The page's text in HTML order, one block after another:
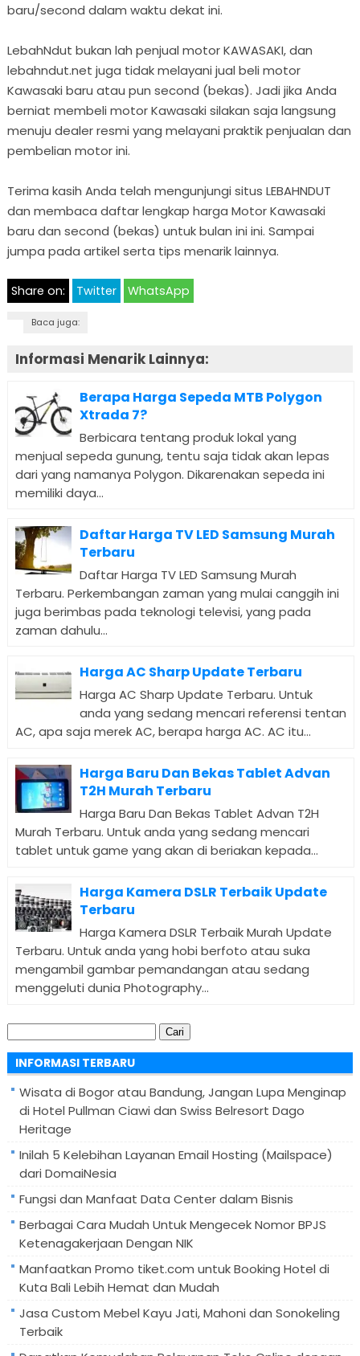
baru/second dalam waktu dekat ini.
LebahNdut bukan lah penjual motor KAWASAKI, dan
lebahndut.net juga tidak melayani jual beli motor
Kawasaki baru atau pun second (bekas). Jadi jika Anda
berniat membeli motor Kawasaki silakan saja langsung
menuju dealer resmi yang melayani praktik penjualan dan
pembelian motor ini.
Terima kasih Anda telah mengunjungi situs LEBAHNDUT
dan membaca daftar lengkap harga Motor Kawasaki
baru dan second (bekas) untuk bulan ini ini. Sampai
jumpa pada artikel serta tips menarik lainnya.
Share on: Twitter WhatsApp
Baca juga:
Informasi Menarik Lainnya:
Berapa Harga Sepeda MTB Polygon
Xtrada 7?
Berbicara tentang produk lokal yang
menjual sepeda gunung, tentu saja tidak akan lepas
dari yang namanya Polygon. Dikarenakan sepeda ini
memiliki daya...
Daftar Harga TV LED Samsung Murah
Terbaru
Daftar Harga TV LED Samsung Murah
Terbaru. Perkembangan zaman yang mulai canggih ini
juga berimbas pada teknologi televisi, yang pada
zaman dahulu...
Harga AC Sharp Update Terbaru
Harga AC Sharp Update Terbaru. Untuk
anda yang sedang mencari referensi tentan
AC, apa saja merek AC, berapa harga AC. AC itu...
Harga Baru Dan Bekas Tablet Advan
T2H Murah Terbaru
Harga Baru Dan Bekas Tablet Advan T2H
Murah Terbaru. Untuk anda yang sedang mencari
tablet untuk game yang akan di beriakan kepada...
Harga Kamera DSLR Terbaik Update
Terbaru
Harga Kamera DSLR Terbaik Murah Update
Terbaru. Untuk anda yang hobi berfoto atau suka
mengambil gambar pemandangan atau sedang
menggeluti dunia Photography...
untuk:
INFORMASI TERBARU
Wisata di Bogor atau Bandung, Jangan Lupa Menginap
di Hotel Pullman Ciawi dan Swiss Belresort Dago
Heritage
Inilah 5 Kelebihan Layanan Email Hosting (Mailspace)
dari DomaiNesia
Fungsi dan Manfaat Data Center dalam Bisnis
Berbagai Cara Mudah Untuk Mengecek Nomor BPJS
Ketenagakerjaan Dengan NIK
Manfaatkan Promo tiket.com untuk Booking Hotel di
Kuta Bali Lebih Hemat dan Mudah
Jasa Custom Mebel Kayu Jati, Mahoni dan Sonokeling
Terbaik